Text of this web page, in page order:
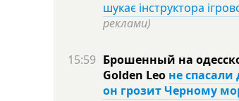
шукає інструктора
реклами)
15:59 Брошенный на
Golden Leo не спасали
он грозит Черному